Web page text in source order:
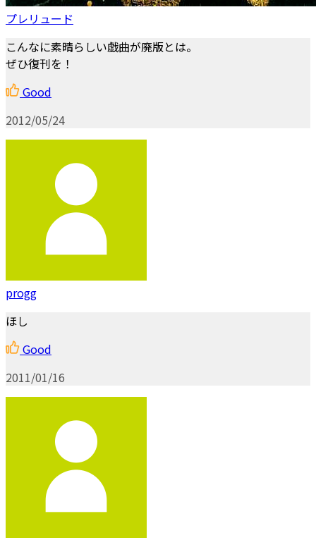
プレリュード
こんなに素晴らしい戯曲が廃版とは。
ぜひ復刊を！
Good
2012/05/24
progg
ほし
Good
2011/01/16